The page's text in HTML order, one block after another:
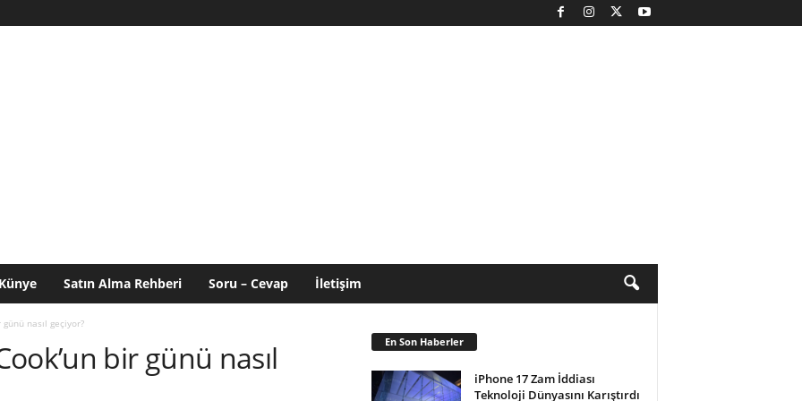
Künye Satın Alma Rehberi Soru – Cevap İletişim
günü nasıl geçiyor?
bir günü nasıl
En Son Haberler
iPhone 17 Zam İddiası
Teknoloji Dünyasını Karıştırdı